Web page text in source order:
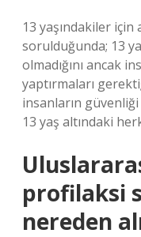
13 yaşındakiler için
sorulduğunda; 13
olmadığını ancak
yaptırmaları
insanların
13 yaş altındaki
profilaksi
nereden